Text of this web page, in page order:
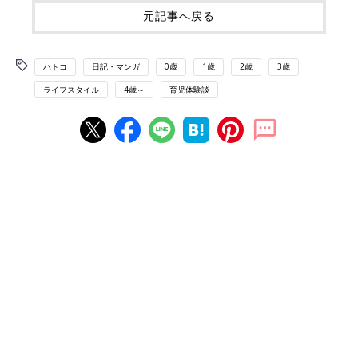
元記事へ戻る
ハトコ 日記・マンガ 0歳 1歳 2歳 3歳
ライフスタイル 4歳～ 育児体験談